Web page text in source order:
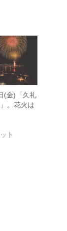
(金)「久礼
。花火は
ト